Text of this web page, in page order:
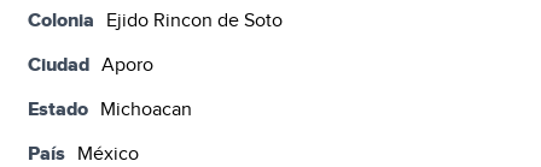
Colonia Ejido Rincon de Soto
Ciudad Aporo
Estado Michoacan
País México